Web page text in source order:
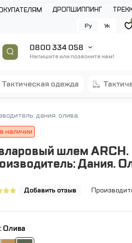
ДРОПШИППИНГ
Ру Ук
0800 334 058
Напишите или позвоните нам!
тактическая одежда
дания. олива.
наличии
шлем ARCH.
Дания.
Добавить отзыв
: Олива